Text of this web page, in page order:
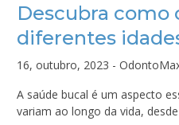
Descubra como
diferentes
16, outubro, 2023 -
A saúde bucal é um aspecto
variam ao longo da vida,